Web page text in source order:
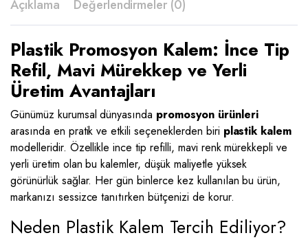
Açıklama Değerlendirmeler (0)
Plastik Promosyon Kalem: İnce Tip
Refil, Mavi Mürekkep ve Yerli
Üretim Avantajları
Günümüz kurumsal dünyasında promosyon ürünleri
arasında en pratik ve etkili seçeneklerden biri plastik kalem
modelleridir. Özellikle ince tip refilli, mavi renk mürekkepli ve
yerli üretim olan bu kalemler, düşük maliyetle yüksek
görünürlük sağlar. Her gün binlerce kez kullanılan bu ürün,
markanızı sessizce tanıtırken bütçenizi de korur.
Neden Plastik Kalem Tercih Ediliyor?